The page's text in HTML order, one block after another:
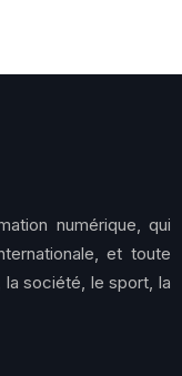
numérique, qui
et toute
la société, le sport, la